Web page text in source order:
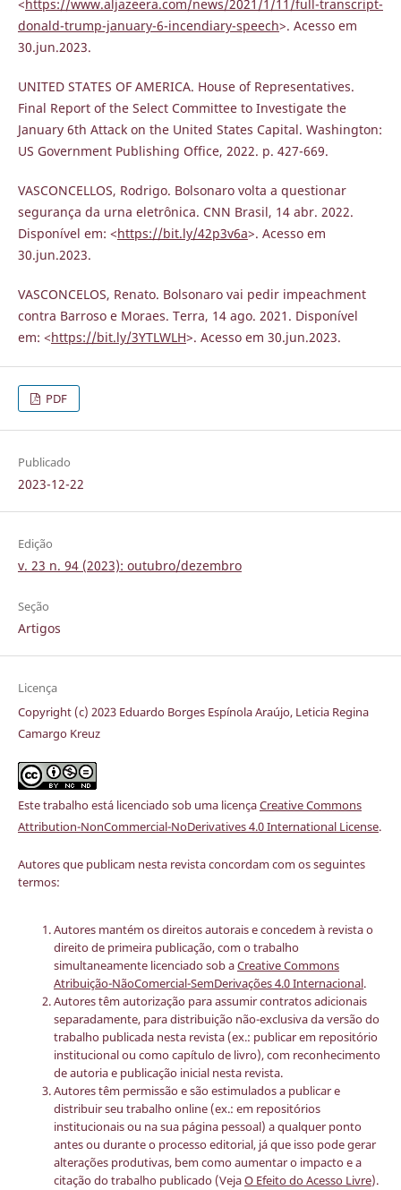
<https://www.aljazeera.com/news/2021/1/11/full-transcript-
donald-trump-january-6-incendiary-speech>. Acesso em
30.jun.2023.
UNITED STATES OF AMERICA. House of Representatives.
Final Report of the Select Committee to Investigate the
January 6th Attack on the United States Capital. Washington:
US Government Publishing Office, 2022. p. 427-669.
VASCONCELLOS, Rodrigo. Bolsonaro volta a questionar
segurança da urna eletrônica. CNN Brasil, 14 abr. 2022.
Disponível em: <https://bit.ly/42p3v6a>. Acesso em
30.jun.2023.
VASCONCELOS, Renato. Bolsonaro vai pedir impeachment
contra Barroso e Moraes. Terra, 14 ago. 2021. Disponível
em: <https://bit.ly/3YTLWLH>. Acesso em 30.jun.2023.
PDF
Publicado
2023-12-22
Edição
v. 23 n. 94 (2023): outubro/dezembro
Seção
Artigos
Licença
Copyright (c) 2023 Eduardo Borges Espínola Araújo, Leticia Regina
Camargo Kreuz
Este trabalho está licenciado sob uma licençaCreative Commons
Attribution-NonCommercial-NoDerivatives 4.0 International License.
Autores que publicam nesta revista concordam com os seguintes
termos:
Autores mantém os direitos autorais e concedem à revista o
direito de primeira publicação, com o trabalho
simultaneamente licenciado sob aCreative Commons
Atribuição-NãoComercial-SemDerivações 4.0 Internacional.
Autores têm autorização para assumir contratos adicionais
separadamente, para distribuição não-exclusiva da versão do
trabalho publicada nesta revista (ex.: publicar em repositório
institucional ou como capítulo de livro), com reconhecimento
de autoria e publicação inicial nesta revista.
Autores têm permissão e são estimulados a publicar e
distribuir seu trabalho online (ex.: em repositórios
institucionais ou na sua página pessoal) a qualquer ponto
antes ou durante o processo editorial, já que isso pode gerar
alterações produtivas, bem como aumentar o impacto e a
citação do trabalho publicado (VejaO Efeito do Acesso Livre).